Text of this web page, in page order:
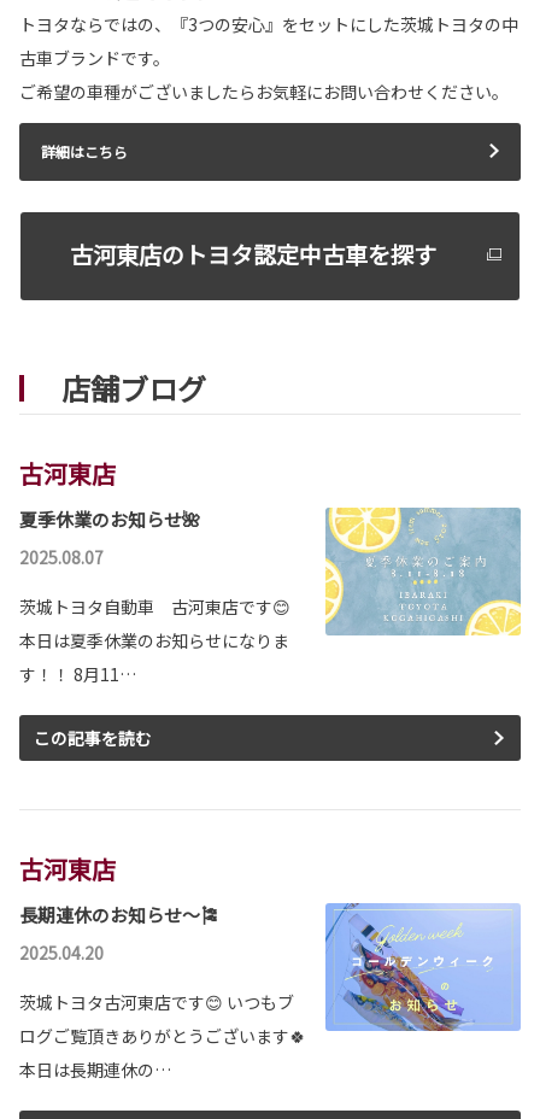
カローラは茨城トヨタから。
カローラツーリングが一部改良となりました。
トヨタならではの、『3つの安心』をセットにした茨城トヨタの中
古車ブランドです。
ご希望の車種がございましたらお気軽にお問い合わせください。
詳細はこちら
古河東店のトヨタ認定中古車を探す
店舗ブログ
古河東店
夏季休業のお知らせ🌺
2025.08.07
茨城トヨタ自動車 古河東店です😊
本日は夏季休業のお知らせになりま
す！！ 8月11…
この記事を読む
古河東店
長期連休のお知らせ～🎏
2025.04.20
茨城トヨタ古河東店です😊 いつもブ
ログご覧頂きありがとうございます🍀
本日は長期連休の…